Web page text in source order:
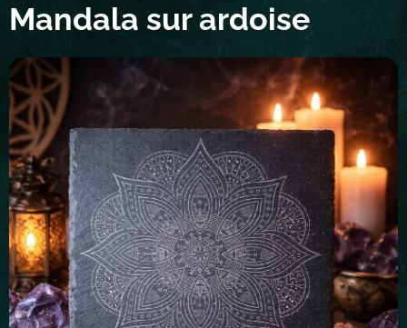
Mandala sur ardoise